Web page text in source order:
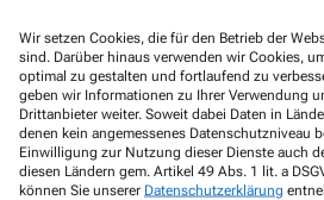
Wir setzen Cookies, die für den Betrieb der
sind. Darüber hinaus verwenden wir Cookies,
optimal zu gestalten und fortlaufend zu
geben wir Informationen zu Ihrer Verwendung
Drittanbieter weiter. Soweit dabei Daten in
denen kein angemessenes Datenschutzniveau
Einwilligung zur Nutzung dieser Dienste auch
diesen Ländern gem. Artikel 49 Abs. 1 lit. a
können Sie unserer Datenschutzerklärung
Nachweis Ihrer Befreiung